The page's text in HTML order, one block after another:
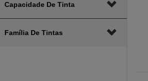
Capacidade De Tinta
Família De Tintas